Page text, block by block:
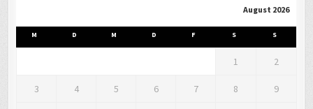
August 2026
M D M D F S S
1 2
3 4 5 6 7 8 9